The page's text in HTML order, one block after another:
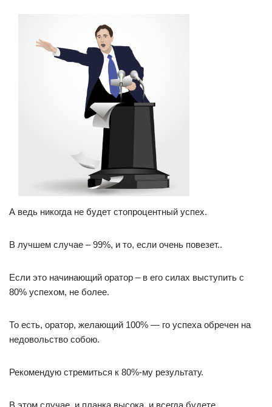
А ведь никогда не будет стопроцентный успех.
В лучшем случае – 99%, и то, если очень повезет..
Если это начинающий оратор – в его силах выступить с
80% успехом, не более.
То есть, оратор, желающий 100% — го успеха обречен на
недовольство собою.
Рекомендую стремиться к 80%-му результату.